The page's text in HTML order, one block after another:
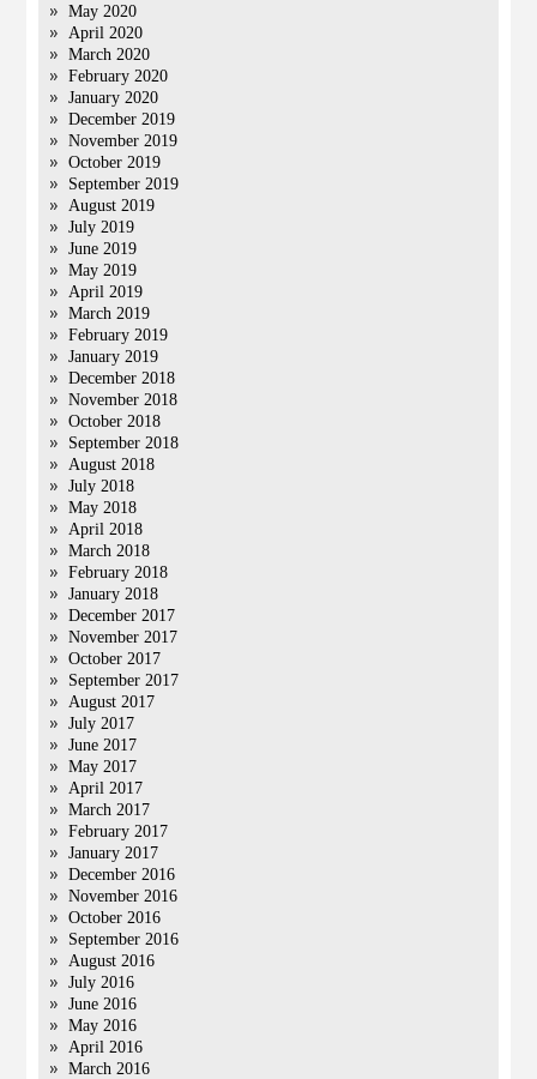
May 2020
April 2020
March 2020
February 2020
January 2020
December 2019
November 2019
October 2019
September 2019
August 2019
July 2019
June 2019
May 2019
April 2019
March 2019
February 2019
January 2019
December 2018
November 2018
October 2018
September 2018
August 2018
July 2018
May 2018
April 2018
March 2018
February 2018
January 2018
December 2017
November 2017
October 2017
September 2017
August 2017
July 2017
June 2017
May 2017
April 2017
March 2017
February 2017
January 2017
December 2016
November 2016
October 2016
September 2016
August 2016
July 2016
June 2016
May 2016
April 2016
March 2016